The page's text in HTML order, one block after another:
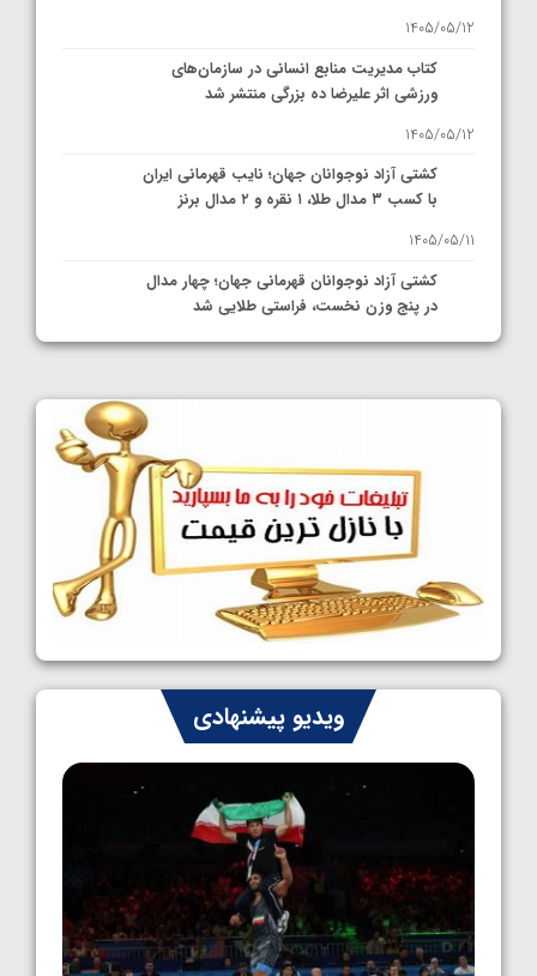
1405/05/12
کتاب مدیریت منابع انسانی در سازمان‌های
ورزشی اثر علیرضا ده بزرگی منتشر شد
1405/05/12
کشتی آزاد نوجوانان جهان؛ نایب قهرمانی ایران
با کسب ۳ مدال طلا، ۱ نقره و ۲ مدال برنز
1405/05/11
کشتی آزاد نوجوانان قهرمانی جهان؛ چهار مدال
در پنج وزن نخست، فراستی طلایی شد
1405/05/11
کشتی آزاد نوجوانان جهان؛ رقبای نمایندگان
ایران مشخص شدند
1405/05/08
کشتی فرنگی نوجوانان جهان؛ سکوی تیمی
سوم برای ایران
1405/05/07
ایران چشم به راه چهار مدال در پنج وزن دوم
کشتی فرنگی نوجوانان جهان
1405/05/06
ویدیو پیشنهادی